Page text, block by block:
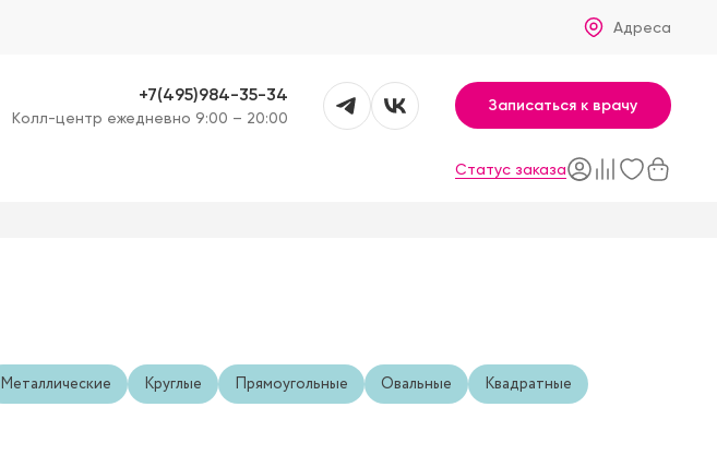
Адреса
+7(495)984-35-34
Kолл-центр ежедневно 9:00 – 20:00
Записаться к врачу
Статус заказа
Металлические Круглые Прямоугольные Овальные
Квадратные